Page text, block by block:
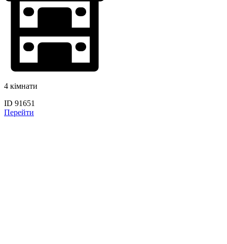
4 кімнати
ID 91651
Перейти